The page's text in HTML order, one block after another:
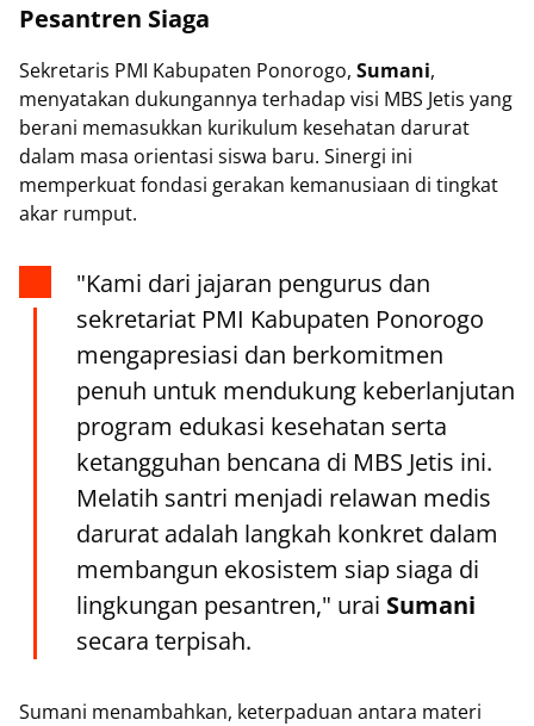
Pesantren Siaga
Sekretaris PMI Kabupaten Ponorogo, Sumani,
menyatakan dukungannya terhadap visi MBS Jetis yang
berani memasukkan kurikulum kesehatan darurat
dalam masa orientasi siswa baru. Sinergi ini
memperkuat fondasi gerakan kemanusiaan di tingkat
akar rumput.
"Kami dari jajaran pengurus dan
sekretariat PMI Kabupaten Ponorogo
mengapresiasi dan berkomitmen
penuh untuk mendukung keberlanjutan
program edukasi kesehatan serta
ketangguhan bencana di MBS Jetis ini.
Melatih santri menjadi relawan medis
darurat adalah langkah konkret dalam
membangun ekosistem siap siaga di
lingkungan pesantren," urai Sumani
secara terpisah.
Sumani menambahkan, keterpaduan antara materi